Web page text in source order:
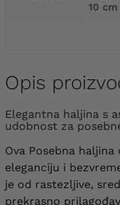
10 cm
Opis
Elegantna haljina s asimetričnim rubom – suptilan sjaj i
udobnost za
Ova Posebna
eleganciju i
je od rastezljive,
prekrasno